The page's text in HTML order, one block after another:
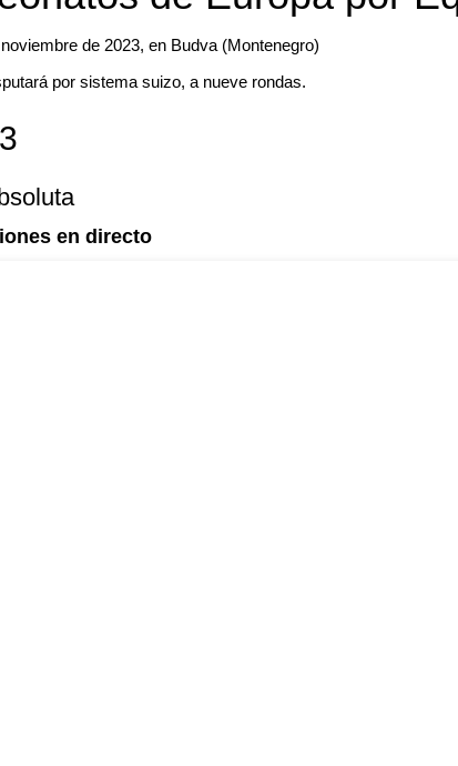
de 2023, en Budva (Montenegro)
por sistema suizo, a nueve rondas.
en directo